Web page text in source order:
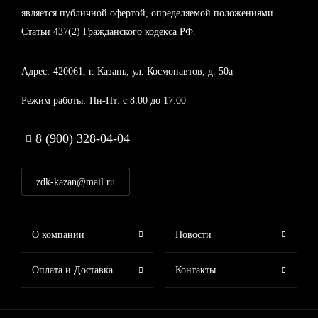
является публичной офертой, определяемой положениями
Статьи 437(2) Гражданского кодекса РФ.
Адрес: 420061, г. Казань, ул. Космонавтов, д. 50а
Режим работы: Пн-Пт: с 8:00 до 17:00
8 (900) 328-04-04
zdk-kazan@mail.ru
MENU
О компании
Оплата и Доставка
Новости
Контакты